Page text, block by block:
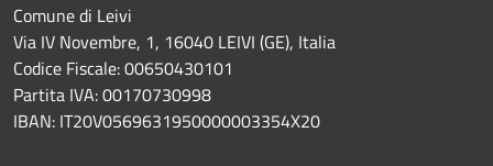
Comune di Leivi
Via IV Novembre, 1, 16040 LEIVI (GE), Italia
Codice Fiscale: 00650430101
Partita IVA: 00170730998
IBAN: IT20V0569631950000003354X20